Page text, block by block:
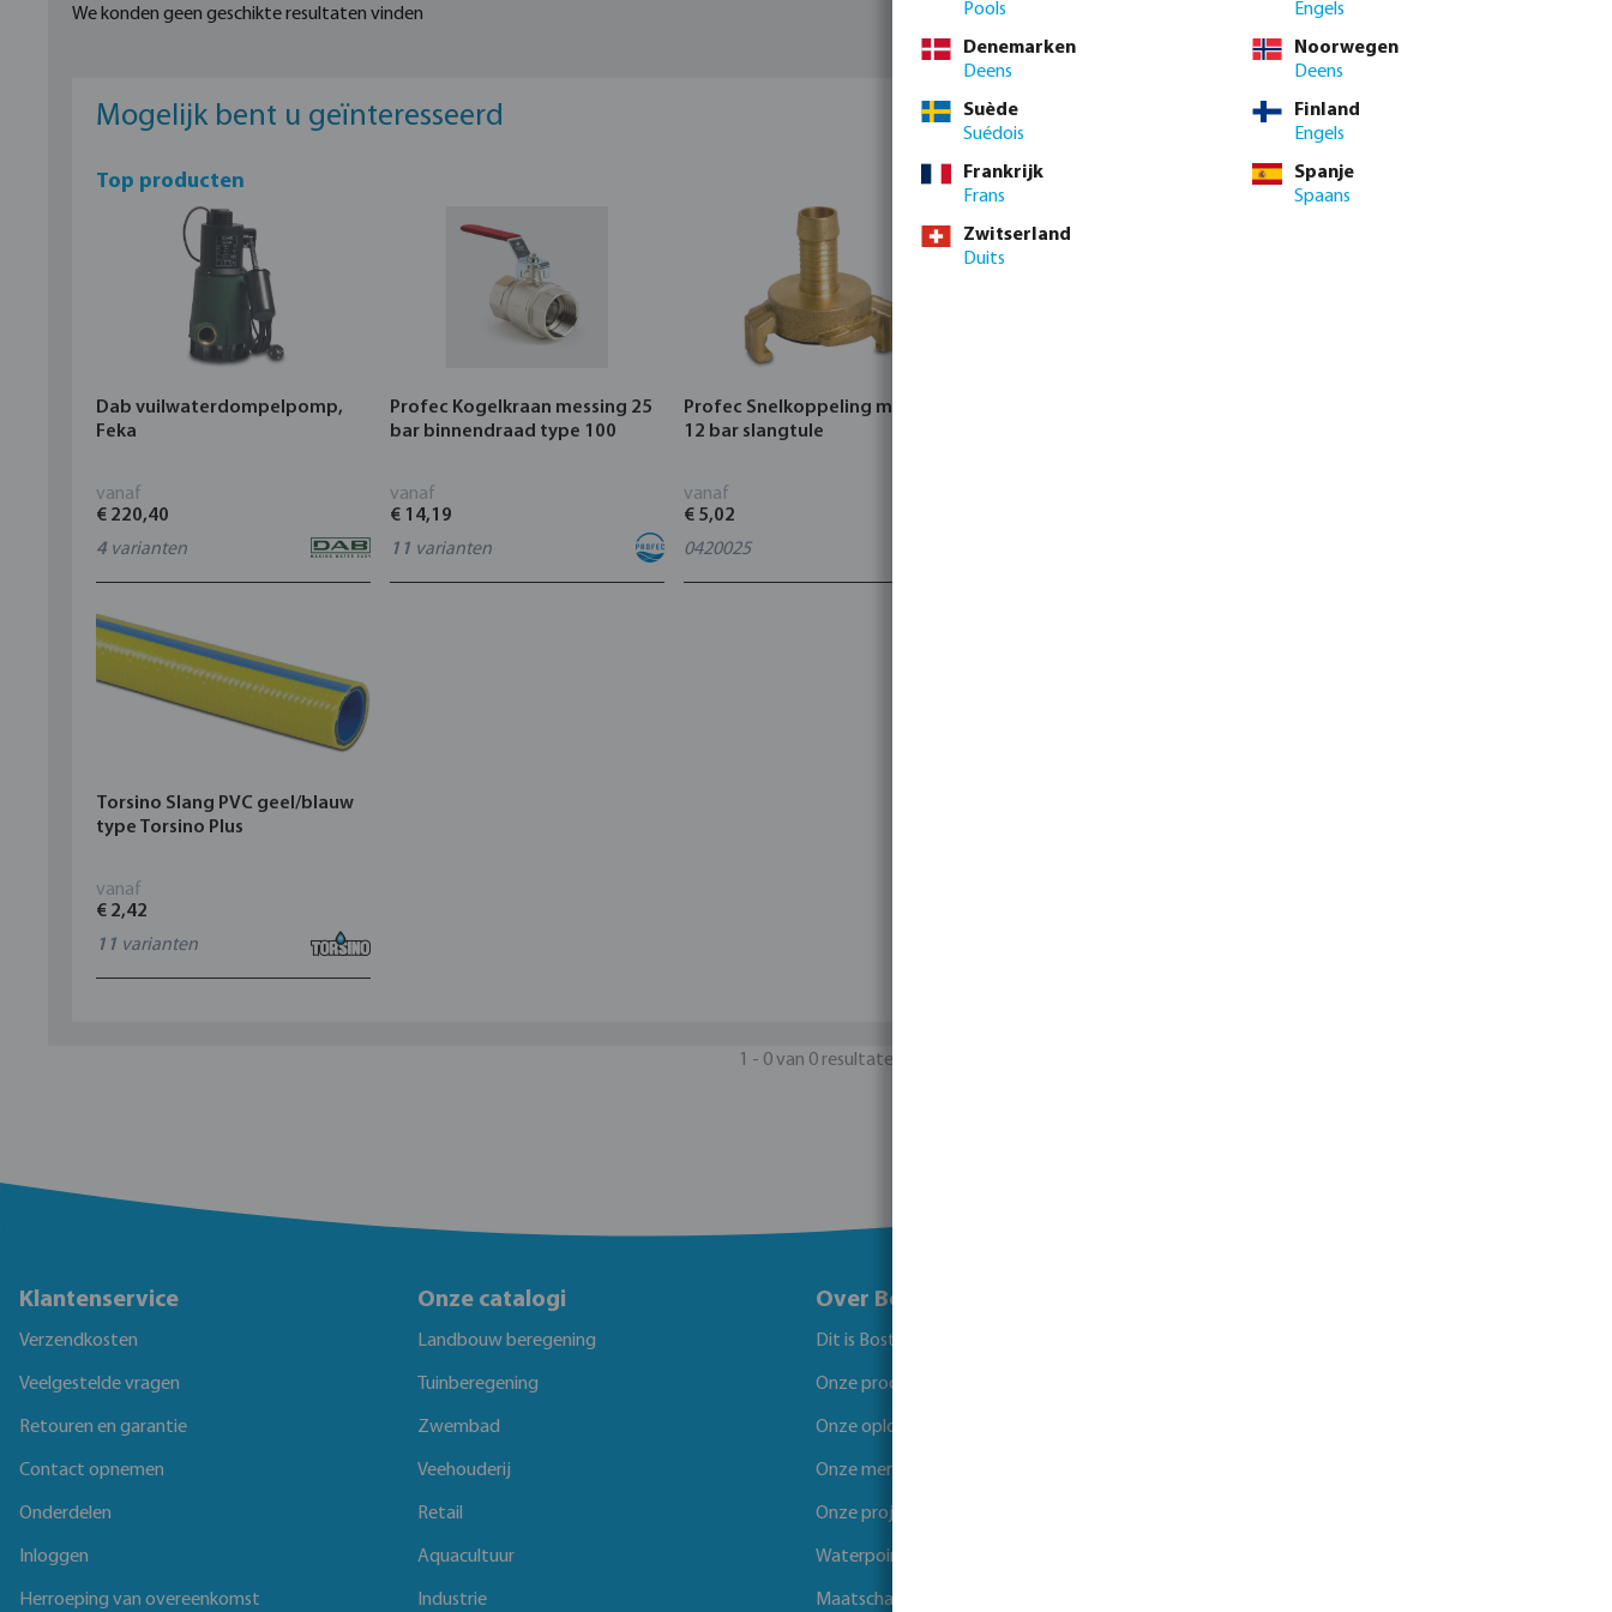
We konden geen geschikte resultaten vinden
Mogelijk bent u geïnteresseerd
Top producten
Dab vuilwaterdompelpomp,
Feka
vanaf
€ 220,40
4 varianten
Profec Kogelkraan messing 25
bar binnendraad type 100
vanaf
€ 14,19
11 varianten
Profec Snelkoppeling messing
12 bar slangtule
vanaf
€ 5,02
0420025
Torsino Slang PVC geel/blauw
type Torsino Plus
vanaf
€ 2,42
11 varianten
1 - 0 van 0 resultaten
Klantenservice
Verzendkosten
Veelgestelde vragen
Retouren en garantie
Contact opnemen
Onderdelen
Inloggen
Herroeping van overeenkomst
Onze catalogi
Landbouw beregening
Tuinberegening
Zwembad
Veehouderij
Retail
Aquacultuur
Industrie
Over Bosta
Dit is Bosta
Onze producten
Onze oplossingen
Onze merken
Onze projecten
Waterpoints
Maatschappelijk verantwoord ondernemen
Pools
Engels
Denemarken
Deens
Noorwegen
Deens
Suède
Suédois
Finland
Engels
Frankrijk
Frans
Spanje
Spaans
Zwitserland
Duits